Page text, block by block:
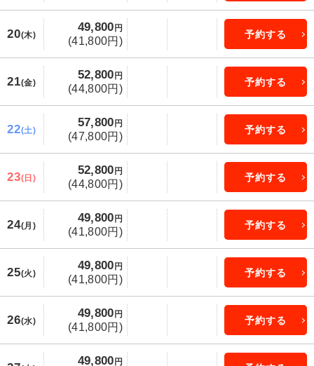
20(木)
49,800 円
(41,800円)
予約する
21(金)
52,800 円
(44,800円)
予約する
22(土)
57,800 円
(47,800円)
予約する
23(日)
52,800 円
(44,800円)
予約する
24(月)
49,800 円
(41,800円)
予約する
25(火)
49,800 円
(41,800円)
予約する
26(水)
49,800 円
(41,800円)
予約する
49,800 円